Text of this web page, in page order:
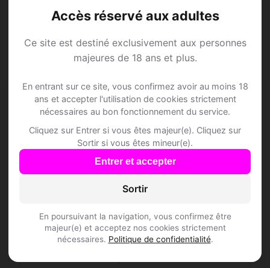
Accès réservé aux adultes
Ce site est destiné exclusivement aux personnes
majeures de 18 ans et plus.
En entrant sur ce site, vous confirmez avoir au moins 18
ans et accepter l'utilisation de cookies strictement
nécessaires au bon fonctionnement du service.
Cliquez sur Entrer si vous êtes majeur(e). Cliquez sur
Sortir si vous êtes mineur(e).
Entrer et accepter
Sortir
En poursuivant la navigation, vous confirmez être
majeur(e) et acceptez nos cookies strictement
nécessaires. Politique de confidentialité.
L'inscription est-elle gratuite ?
Combien de membres Speed Dating sont
inscrits à Ecublens VD ?
Les profils sont-ils vérifiés ?
Lieux de sortie à Ecublens
🏨 Hôtels 1
SwissTech Hotel